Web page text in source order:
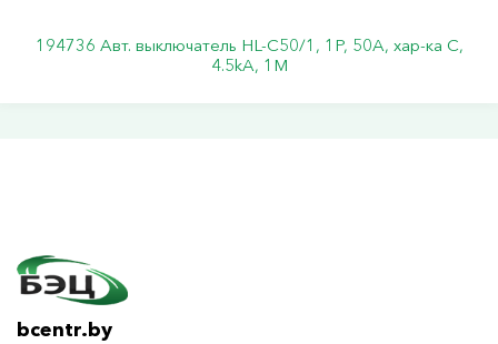
194736 Авт. выключатель HL-C50/1, 1P, 50A, хар-ка C,
4.5kA, 1M
bcentr.by